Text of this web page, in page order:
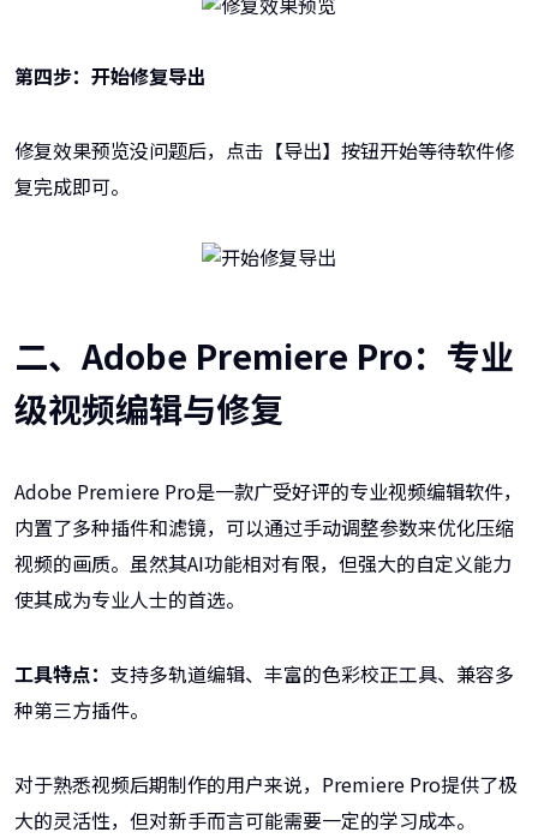
第四步：开始修复导出
修复效果预览没问题后，点击【导出】按钮开始等待软件修
复完成即可。
二、Adobe Premiere Pro：专业
级视频编辑与修复
Adobe Premiere Pro是一款广受好评的专业视频编辑软件，
内置了多种插件和滤镜，可以通过手动调整参数来优化压缩
视频的画质。虽然其AI功能相对有限，但强大的自定义能力
使其成为专业人士的首选。
工具特点： 支持多轨道编辑、丰富的色彩校正工具、兼容多
种第三方插件。
对于熟悉视频后期制作的用户来说，Premiere Pro提供了极
大的灵活性，但对新手而言可能需要一定的学习成本。